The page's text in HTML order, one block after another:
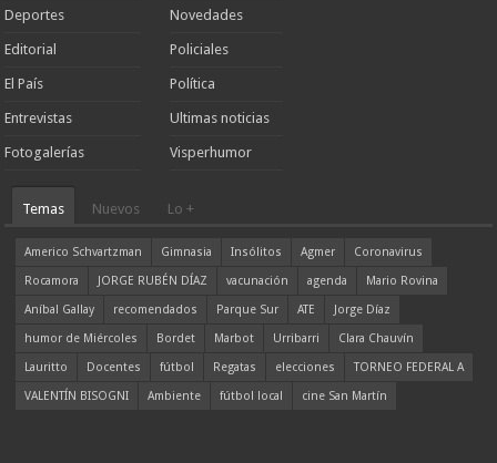
Deportes
Editorial
El País
Entrevistas
Fotogalerías
Novedades
Policiales
Política
Ultimas noticias
Visperhumor
Temas Nuevos Lo +
Americo Schvartzman Gimnasia Insólitos Agmer
Coronavirus
Rocamora
JORGE RUBÉN DÍAZ vacunación agenda
Mario Rovina
Aníbal Gallay
recomendados Parque Sur ATE
Jorge Díaz
humor de Miércoles
Bordet Marbot Urribarri
Clara Chauvín
Lauritto
Docentes fútbol Regatas elecciones
TORNEO FEDERAL A
VALENTÍN BISOGNI
Ambiente fútbol local cine San Martín